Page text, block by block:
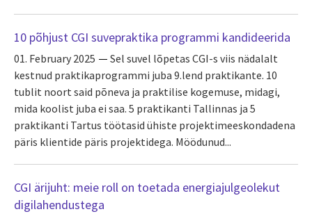
10 põhjust CGI suvepraktika programmi kandideerida
01. February 2025
Sel suvel lõpetas CGI-s viis nädalalt
kestnud praktikaprogrammi juba 9.lend praktikante. 10
tublit noort said põneva ja praktilise kogemuse, midagi,
mida koolist juba ei saa. 5 praktikanti Tallinnas ja 5
praktikanti Tartus töötasid ühiste projektimeeskondadena
päris klientide päris projektidega. Möödunud...
CGI ärijuht: meie roll on toetada energiajulgeolekut
digilahendustega